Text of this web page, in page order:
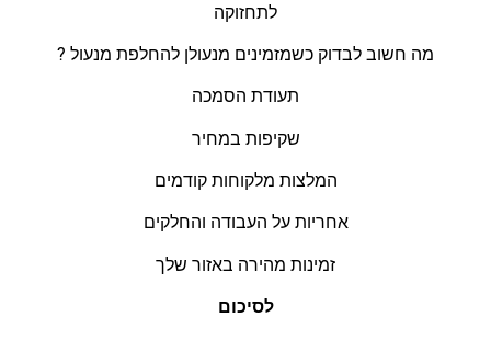
לתחזוקה
מה חשוב לבדוק כשמזמינים מנעולן להחלפת מנעול ?
תעודת הסמכה
שקיפות במחיר
המלצות מלקוחות קודמים
אחריות על העבודה והחלקים
זמינות מהירה באזור שלך
לסיכום